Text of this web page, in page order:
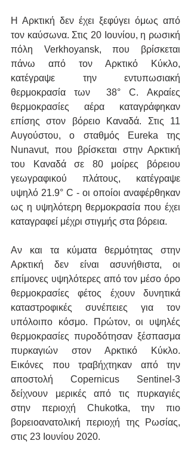
Η Αρκτική δεν έχει ξεφύγει όμως από
τον καύσωνα. Στις 20 Ιουνίου, η ρωσική
πόλη Verkhoyansk, που βρίσκεται
πάνω από τον Αρκτικό Κύκλο,
κατέγραψε την εντυπωσιακή
θερμοκρασία των  38° C. Ακραίες
θερμοκρασίες αέρα καταγράφηκαν
επίσης στον βόρειο Καναδά. Στις 11
Αυγούστου, ο σταθμός Eureka της
Nunavut, που βρίσκεται στην Αρκτική
του Καναδά σε 80 μοίρες βόρειου
γεωγραφικού πλάτους, κατέγραψε
υψηλό 21.9° C - οι οποίοι αναφέρθηκαν
ως η υψηλότερη θερμοκρασία που έχει
καταγραφεί μέχρι στιγμής στα βόρεια.
Αν και τα κύματα θερμότητας στην
Αρκτική δεν είναι ασυνήθιστα, οι
επίμονες υψηλότερες από τον μέσο όρο
θερμοκρασίες φέτος έχουν δυνητικά
καταστροφικές συνέπειες για τον
υπόλοιπο κόσμο. Πρώτον, οι υψηλές
θερμοκρασίες πυροδότησαν ξέσπασμα
πυρκαγιών στον Αρκτικό Κύκλο.
Εικόνες που τραβήχτηκαν από την
αποστολή Copernicus Sentinel-3
δείχνουν μερικές από τις πυρκαγιές
στην περιοχή Chukotka, την πιο
βορειοανατολική περιοχή της Ρωσίας,
στις 23 Ιουνίου 2020.